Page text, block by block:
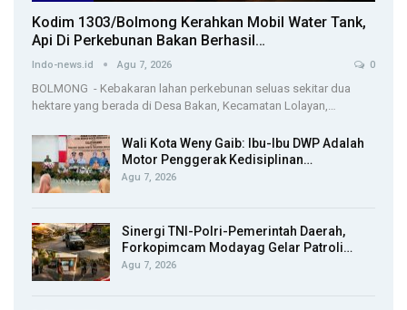
Kodim 1303/Bolmong Kerahkan Mobil Water Tank,
Api Di Perkebunan Bakan Berhasil…
Indo-news.id Agu 7, 2026 0
BOLMONG - Kebakaran lahan perkebunan seluas sekitar dua
hektare yang berada di Desa Bakan, Kecamatan Lolayan,…
Wali Kota Weny Gaib: Ibu-Ibu DWP Adalah
Motor Penggerak Kedisiplinan…
Agu 7, 2026
Sinergi TNI-Polri-Pemerintah Daerah,
Forkopimcam Modayag Gelar Patroli…
Agu 7, 2026